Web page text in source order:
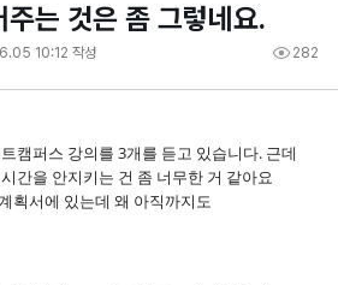
는 것은 좀 그렇네요.
10:12 작성 282
캠퍼스 강의를 3개를 듣고 있습니다. 근데
간을 안지키는 건 좀 너무한 거 같아요
획서에 있는데 왜 아직까지도